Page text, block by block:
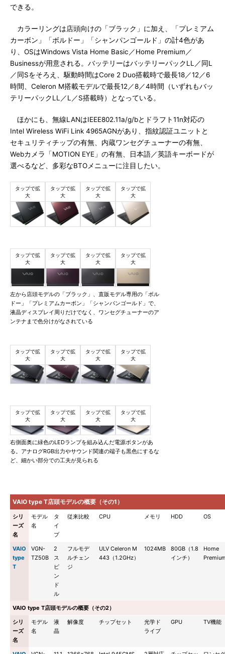
できる。
カラーリングは店頭向けの「ブラック」に加え、「プレミアム
カーボン」「ボルドー」「シャンパンゴールド」の計4色があ
り、OSはWindows Vista Home Basic／Home Premium／
Businessが用意される。バッテリーはバッテリーパックLL／同L
／同Sをそろえ、駆動時間はCore 2 Duo搭載時で最長18／12／6
時間、Celeron M搭載モデルで最長12／8／4時間（いずれもバッ
テリーパックLL／L／S搭載時）となっている。
ほかにも、無線LANはIEEE802.11a/g/bとドラフト11n対応の
Intel Wireless WiFi Link 4965AGNがあり、指紋認証ユニットと
セキュリティチップの有無、内蔵ワンセグチューナーの有無、
Webカメラ「MOTION EYE」の有無、日本語／英語キーボードが
選べるなど、多彩なBTOメニューに注目したい。
左から店頭モデルの「ブラック」、直販モデル専用の「ボル
ドー」「プレミアムカーボン」「シャンパンゴールド」で、
液晶ディスプレイ周りだけでなく、ワンセグチューナーのア
ンテナまで色分けがなされている
右側面奥に緑色のLEDランプを組み込んだ電源ボタンがあ
る。アナログRGB出力やサウンド関連の端子も黒色にするな
ど、細かい部分での工夫が見られる
VAIO type T店頭モデルの概要（その1）
シリ
ーズ
名
モデル
名
タ
イ
プ
従来比較 CPU メモリ HDD OS
VAIO
type
T
VGN-
TZ50B
2
ス
ピ
ン
ド
ル
フルモデ
ルチェン
ジ
ULV Celeron M
443（1.2GHz）
1024MB
80GB（1.8
インチ）
Home
VAIO type T店頭モデルの概要（その2）
シリ
ーズ
名
モデル
名
液
晶
解像度 チップセット
光学ド
ライブ
GPU TV機能